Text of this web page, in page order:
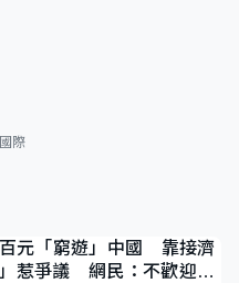
際
元「窮遊」中國 靠接濟
」惹爭議 網民：不歡迎劣